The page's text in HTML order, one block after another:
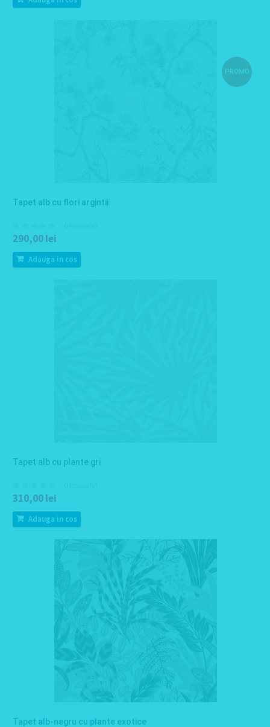
PROMO
Tapet alb cu flori argintii
290,00 lei
Adauga in cos
Tapet alb cu plante gri
310,00 lei
Adauga in cos
Tapet alb-negru cu plante exotice